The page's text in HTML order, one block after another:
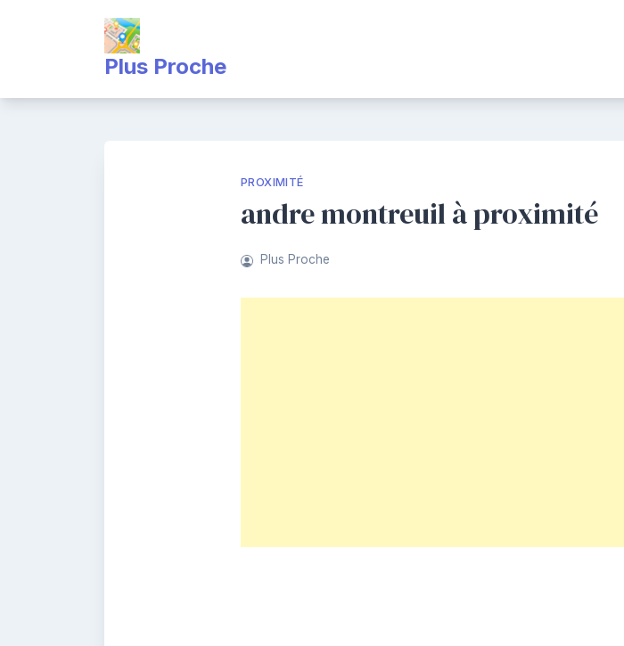
Plus Proche
PROXIMITÉ
andre montreuil à proximité
Plus Proche